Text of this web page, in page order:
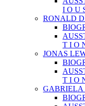
I O U
RONALD
T I O
JONAS
T I O